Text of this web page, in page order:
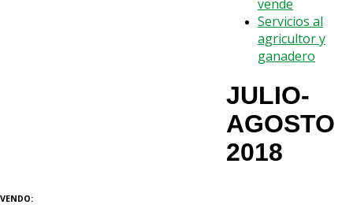
vende
Servicios al
agricultor y
ganadero
JULIO-
AGOSTO
2018
VENDO: